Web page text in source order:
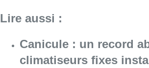
Lire aussi :
Canicule : un record
climatiseurs fixes